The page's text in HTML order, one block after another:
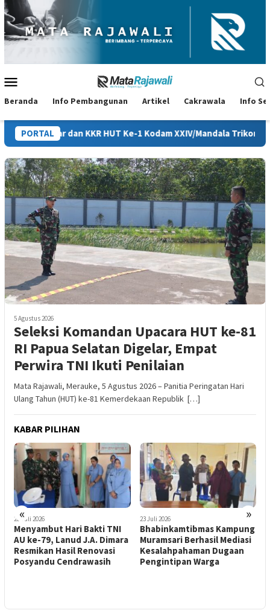
Loncat
ke
konten
Mobile
Beranda Info Pembangunan Artikel Cakrawala Info
PORTAL
dan KKR HUT Ke-1 Kodam XXIV/Mandala Trikora
5 Agustus 2026
Seleksi Komandan Upacara HUT ke-81
RI Papua Selatan Digelar, Empat
Perwira TNI Ikuti Penilaian
Mata Rajawali, Merauke, 5 Agustus 2026 – Panitia Peringatan Hari
Ulang Tahun (HUT) ke-81 Kemerdekaan Republik […]
KABAR PILIHAN
« »
28 Juli 2026
Menyambut Hari Bakti TNI
AU ke-79, Lanud J.A. Dimara
Resmikan Hasil Renovasi
Posyandu Cendrawasih
23 Juli 2026
Bhabinkamtibmas Kampung
Muramsari Berhasil Mediasi
Kesalahpahaman Dugaan
Pengintipan Warga